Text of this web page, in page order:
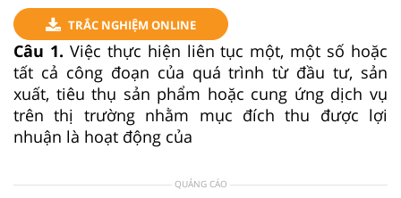
TRẮC NGHIỆM ONLINE
Câu 1. Việc thực hiện liên tục một, một số hoặc
tất cả công đoạn của quá trình từ đầu tư, sản
xuất, tiêu thụ sản phẩm hoặc cung ứng dịch vụ
trên thị trường nhằm mục đích thu được lợi
nhuận là hoạt động của
QUẢNG CÁO